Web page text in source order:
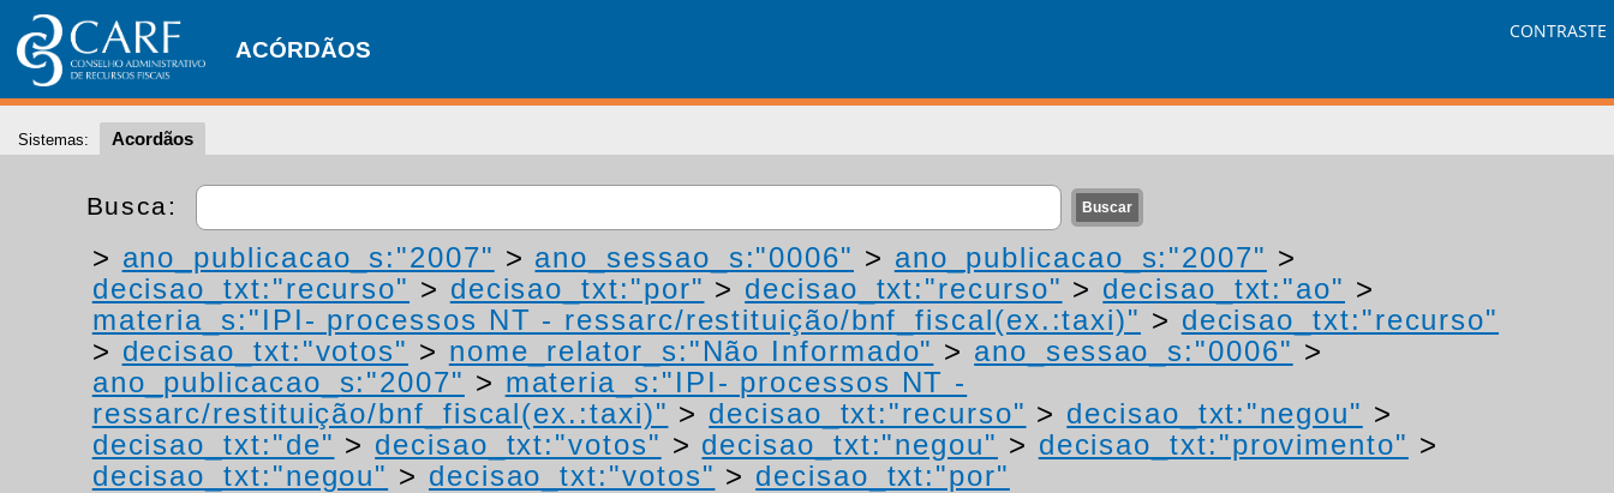
ACÓRDÃOS
CONTRASTE
Sistemas: Acordãos
Busca:
> ano_publicacao_s:"2007" > ano_sessao_s:"0006" > ano_publicacao_s:"2007" >
decisao_txt:"recurso" > decisao_txt:"por" > decisao_txt:"recurso" > decisao_txt:"ao" >
materia_s:"IPI- processos NT - ressarc/restituição/bnf_fiscal(ex.:taxi)" > decisao_txt:"recurso"
> decisao_txt:"votos" > nome_relator_s:"Não Informado" > ano_sessao_s:"0006" >
ano_publicacao_s:"2007" > materia_s:"IPI- processos NT -
ressarc/restituição/bnf_fiscal(ex.:taxi)" > decisao_txt:"recurso" > decisao_txt:"negou" >
decisao_txt:"de" > decisao_txt:"votos" > decisao_txt:"negou" > decisao_txt:"provimento" >
decisao_txt:"negou" > decisao_txt:"votos" > decisao_txt:"por"